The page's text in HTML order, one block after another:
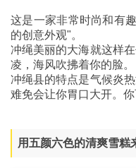
这是一家非常时尚和有
的创意外观"。
冲绳美丽的大海就这样
凌，海风吹拂着你的脸。
冲绳县的特点是气候炎
难免会让你胃口大开。
用五颜六色的清爽雪糕